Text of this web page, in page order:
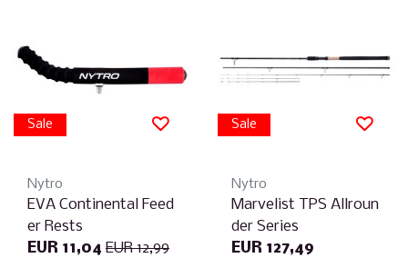
Sale
Nytro
EVA Continental Feed
er Rests
EUR 11,04 EUR 12,99
Sale
Nytro
Marvelist TPS Allroun
der Series
EUR 127,49